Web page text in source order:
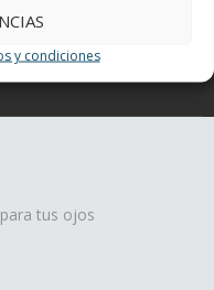
y condiciones
tus ojos